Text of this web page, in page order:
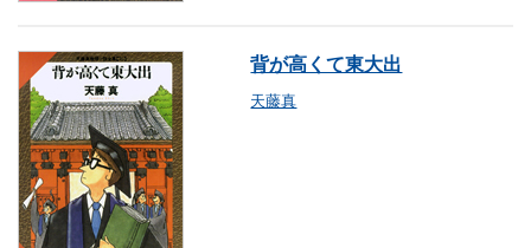
背が高くて東大出
天藤真